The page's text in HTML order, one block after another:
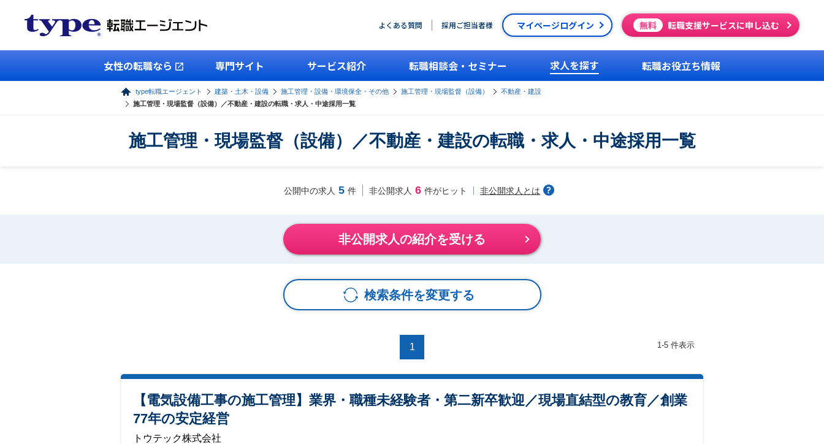
よくある質問 採用ご担当者様 マイページログイン 無料 転職支援サービスに申し込む
女性の転職なら 専門サイト サービス紹介 転職相談会・セミナー 求人を探す 転職お役立ち情報
type転職エージェント 建築・土木・設備 施工管理・設備・環境保全・その他 施工管理・現場監督（設備）
不動産・建設
施工管理・現場監督（設備）／不動産・建設の転職・求人・中途採用一覧
施工管理・現場監督（設備）／不動産・建設の転職・求人・中途採用一覧
公開中の求人 5 件 非公開求人 6 件がヒット 非公開求人とは
非公開求人の紹介を受ける
検索条件を変更する
1 1-5 件表示
【電気設備工事の施工管理】業界・職種未経験者・第二新卒歓迎／現場直結型の教育／創業
77年の安定経営
トウテック株式会社